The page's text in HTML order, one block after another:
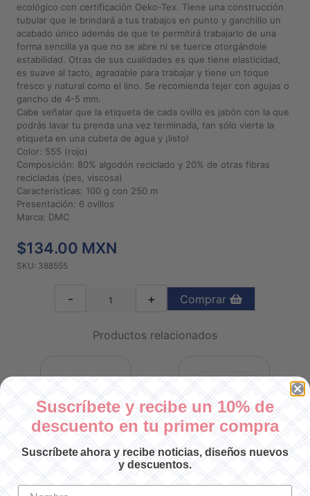
Políticas
Compra
2026
Diseños
Para
Bordar
ecológico con certificación Oeko-Tex. Tiene una construcción
tubular que le brindará a tus trabajos en punto y ganchillo un
acabado único además de que te permitirá trabajarlo de una
forma sencilla ya que no se abre ni se tuerce otorgándole
estabilidad. Otras de sus cualidades es que tiene elasticidad,
es suave al tacto, agradable para trabajar y tiene un toque
fresco y natural como el lino. Se recomienda tejer con agujas o
gancho de 4-5 mm.
Cabe señalar que la etiqueta de cada ovillo es jabón con la que
podrás lavar tu prenda una vez terminada, tan sólo vierte la
etiqueta en una cubeta de agua y ¡listo!
Color: 555 (rojo)
Composición: 80% algodón reciclado y 20% de otras fibras
recicladas (pes, viscosa)
Características: 100 g con 250 m
Presentación: 6 ovillos
Marca: DMC
$134.00 MXN
SKU: 388555
- + Comprar
Productos relacionados
ECO VITA DMC 205 ECO VITA DMC 198
Suscríbete y recibe un 10% de
descuento en tu primer compra
Suscríbete ahora y recibe noticias, diseños nuevos
y descuentos.